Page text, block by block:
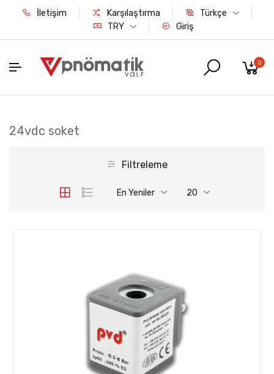
İletişim Karşılaştırma
Türkçe
TRY
Giriş
0
24vdc soket
Filtreleme
En Yeniler 20